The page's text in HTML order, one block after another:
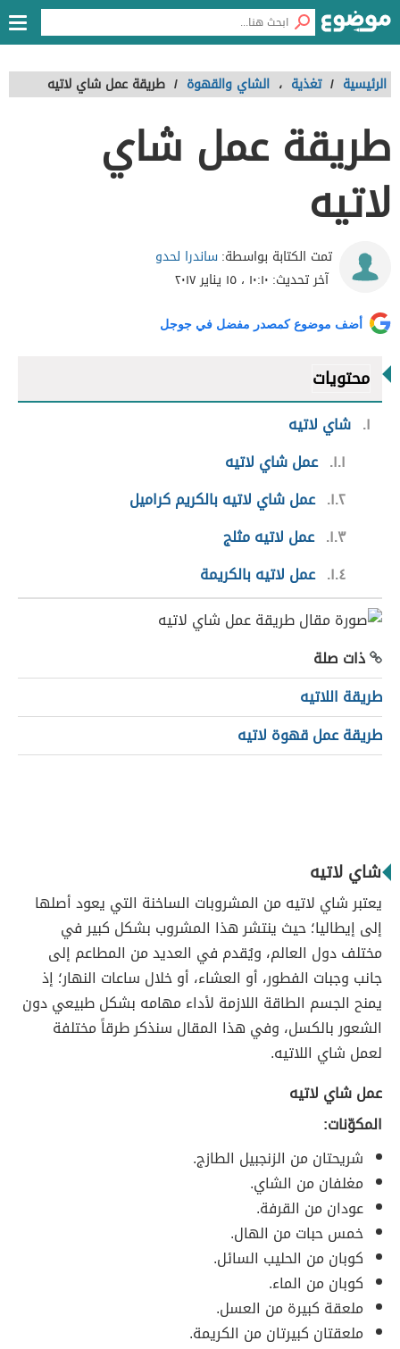
الرئيسية / تغذية ، الشاي والقهوة / طريقة عمل شاي لاتيه
طريقة عمل شاي
لاتيه
تمت الكتابة بواسطة:ساندرا لحدو
آخر تحديث: ١٠:١٠ ، ١٥ يناير ٢٠١٧
أضف موضوع كمصدر مفضل في جوجل
محتويات
١ شاي لاتيه
١.١ عمل شاي لاتيه
١.٢ عمل شاي لاتيه بالكريم كراميل
١.٣ عمل لاتيه مثلج
١.٤ عمل لاتيه بالكريمة
ذات صلة
طريقة اللاتيه
طريقة عمل قهوة لاتيه
شاي لاتيه
يعتبر شاي لاتيه من المشروبات الساخنة التي يعود أصلها
إلى إيطاليا؛ حيث ينتشر هذا المشروب بشكل كبير في
مختلف دول العالم، ويُقدم في العديد من المطاعم إلى
جانب وجبات الفطور، أو العشاء، أو خلال ساعات النهار؛ إذ
يمنح الجسم الطاقة اللازمة لأداء مهامه بشكل طبيعي دون
الشعور بالكسل، وفي هذا المقال سنذكر طرقاً مختلفة
لعمل شاي اللاتيه.
عمل شاي لاتيه
المكوّنات:
شريحتان من الزنجبيل الطازج.
مغلفان من الشاي.
عودان من القرفة.
خمس حبات من الهال.
كوبان من الحليب السائل.
كوبان من الماء.
ملعقة كبيرة من العسل.
ملعقتان كبيرتان من الكريمة.